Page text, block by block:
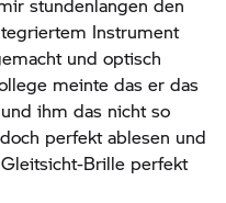
Instrument
und optisch
meinte das er das
ihm das nicht so
perfekt ablesen und
Brille perfekt